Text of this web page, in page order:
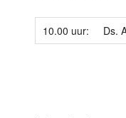
10.00 uur: Ds.